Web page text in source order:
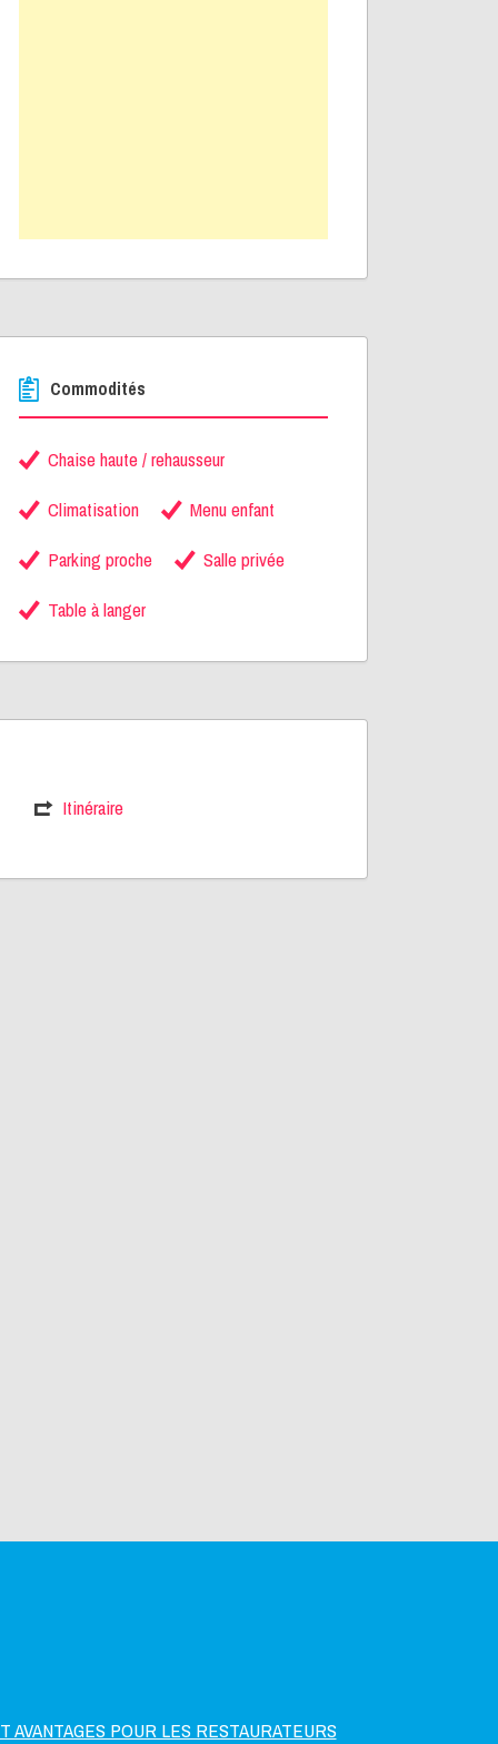
Commodités
Chaise haute / rehausseur
Climatisation
Menu enfant
Parking proche
Salle privée
Table à langer
Itinéraire
AVANTAGES POUR LES RESTAURATEURS